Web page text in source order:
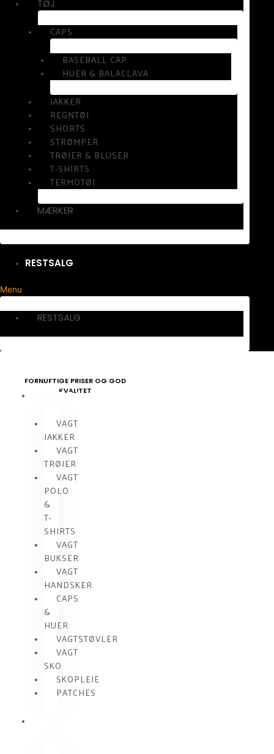
TØJ
CAPS
BASEBALL CAP
HUER & BALACLAVA
JAKKER
REGNTØJ
SHORTS
STRØMPER
TRØJER & BLUSER
T-SHIRTS
TERMOTØJ
MÆRKER
RESTSALG
Menu
RESTSALG
FORNUFTIGE PRISER OG GOD
KVALITET
VAGTTØJ
VAGT
JAKKER
VAGT
TRØJER
VAGT
POLO
&
T-
SHIRTS
VAGT
BUKSER
VAGT
HANDSKER
CAPS
&
HUER
VAGTSTØVLER
VAGT
SKO
SKOPLEJE
PATCHES